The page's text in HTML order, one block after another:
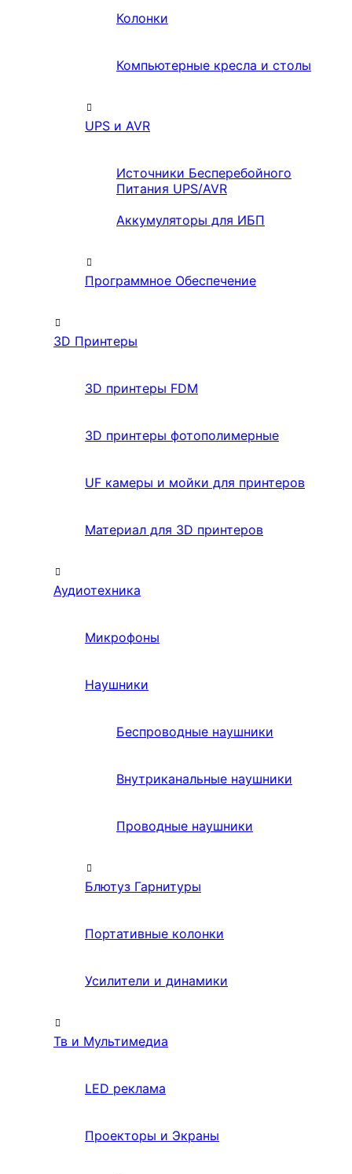
Колонки
Компьютерные кресла и столы
UPS и AVR
Источники Бесперебойного
Питания UPS/AVR
Аккумуляторы для ИБП
Программное Обеспечение
3D Принтеры
3D принтеры FDM
3D принтеры фотополимерные
UF камеры и мойки для принтеров
Материал для 3D принтеров
Аудиотехника
Микрофоны
Наушники
Беспроводные наушники
Внутриканальные наушники
Проводные наушники
Блютуз Гарнитуры
Портативные колонки
Усилители и динамики
Тв и Мультимедиа
LED реклама
Проекторы и Экраны